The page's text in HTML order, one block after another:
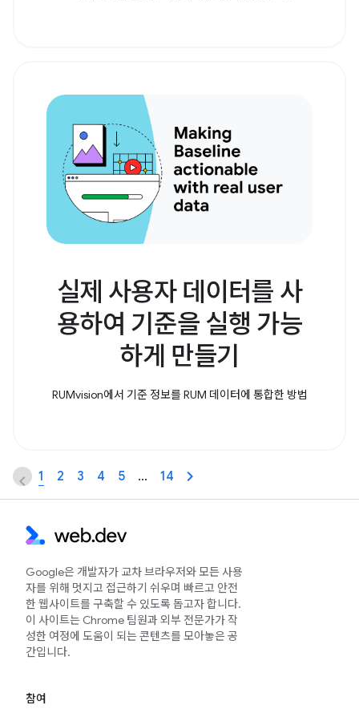
실제 사용자 데이터를 사
용하여 기준을 실행 가능
하게 만들기
RUMvision에서 기준 정보를 RUM 데이터에 통합한 방법
1 2 3 4 5 … 14
Google은 개발자가 교차 브라우저와 모든 사용
자를 위해 멋지고 접근하기 쉬우며 빠르고 안전
한 웹사이트를 구축할 수 있도록 돕고자 합니다.
이 사이트는 Chrome 팀원과 외부 전문가가 작
성한 여정에 도움이 되는 콘텐츠를 모아놓은 공
간입니다.
참여